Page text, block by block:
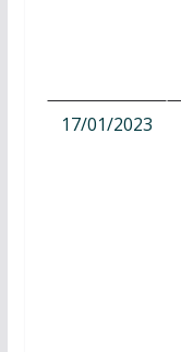
17/01/2023